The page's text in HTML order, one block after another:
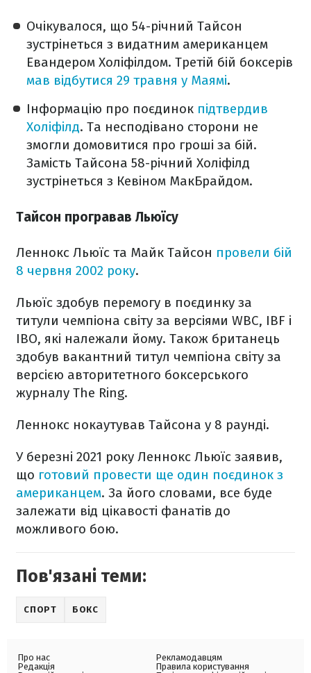
Очікувалося, що 54-річний Тайсон
зустрінеться з видатним американцем
Евандером Холіфілдом. Третій бій боксерів
мав відбутися 29 травня у Маямі.
Інформацію про поєдинок підтвердив
Холіфілд. Та несподівано сторони не
змогли домовитися про гроші за бій.
Замість Тайсона 58-річний Холіфілд
зустрінеться з Кевіном МакБрайдом.
Тайсон програвав Льюїсу
Леннокс Льюїс та Майк Тайсон провели бій
8 червня 2002 року.
Льюїс здобув перемогу в поєдинку за
титули чемпіона світу за версіями WBC, IBF і
IBO, які належали йому. Також британець
здобув вакантний титул чемпіона світу за
версією авторитетного боксерського
журналу The Ring.
Леннокс нокаутував Тайсона у 8 раунді.
У березні 2021 року Леннокс Льюїс заявив,
що готовий провести ще один поєдинок з
американцем. За його словами, все буде
залежати від цікавості фанатів до
можливого бою.
Пов'язані теми:
СПОРТ БОКС
Про нас
Редакція
Рекламодавцям
Правила користування